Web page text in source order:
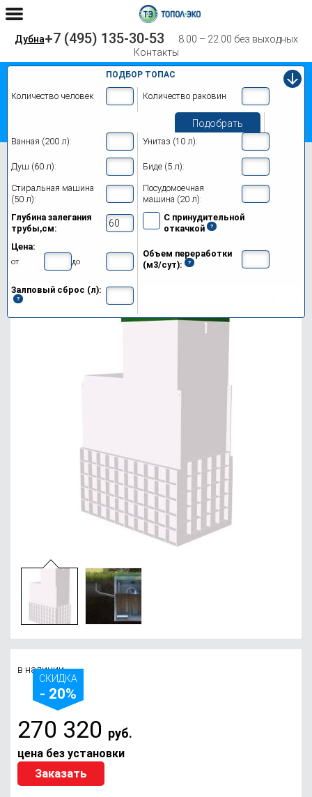
Дубна+7 (495) 135-30-53
8.00 – 22.00 без выходных
Контакты
ПОДБОР ТОПАС
Количество человек Количество раковин
Подобрать
Ванная (200 л): Унитаз (10 л):
Душ (60 л): Биде (5 л):
Стиральная машина
(50 л):
Посудомоечная
машина (20 л):
Глубина залегания
трубы,см:
С принудительной
откачкой
Цена:
от до
Объем переработки
(м3/сут):
Залповый сброс (л):
Септик Топас 12 Лонг Пр в Дубне
Модификации
Цены на монтаж
Обслуживание
в наличии
СКИДКА
- 20%
270 320 руб.
цена без установки
Заказать